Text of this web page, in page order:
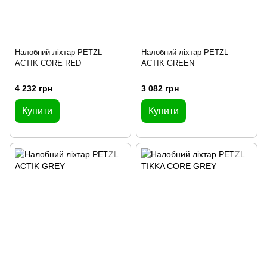
Налобний ліхтар PETZL
ACTIK CORE RED
4 232 грн
Купити
Налобний ліхтар PETZL
ACTIK GREEN
3 082 грн
Купити